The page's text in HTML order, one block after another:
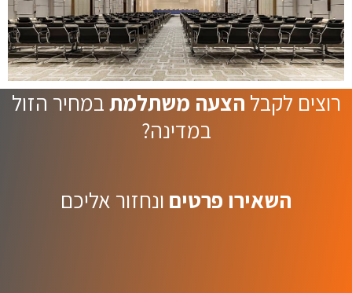
רוצים לקבל הצעה משתלמתבמחיר הזול
במדינה?
השאירו פרטים ונחזור אליכם